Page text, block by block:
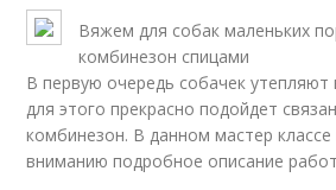
Вяжем для собак маленьких
комбинезон спицами
В первую очередь собачек утепляют
для этого прекрасно подойдет
комбинезон. В данном мастер
вниманию подробное описание